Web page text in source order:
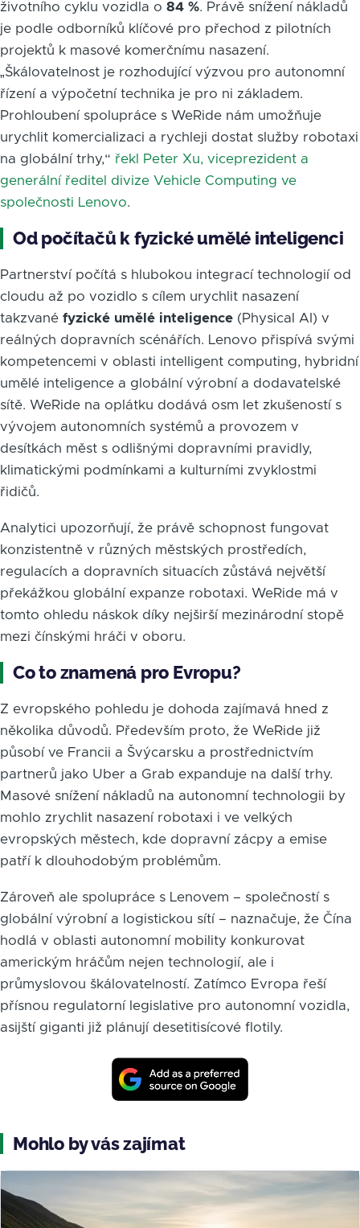
životního cyklu vozidla o 84 %. Právě snížení nákladů
je podle odborníků klíčové pro přechod z pilotních
projektů k masové komerčnímu nasazení.
„Škálovatelnost je rozhodující výzvou pro autonomní
řízení a výpočetní technika je pro ni základem.
Prohloubení spolupráce s WeRide nám umožňuje
urychlit komercializaci a rychleji dostat služby robotaxi
na globální trhy,“ řekl Peter Xu, viceprezident a
generální ředitel divize Vehicle Computing ve
společnosti Lenovo.
Od počítačů k fyzické umělé inteligenci
Partnerství počítá s hlubokou integrací technologií od
cloudu až po vozidlo s cílem urychlit nasazení
takzvané fyzické umělé inteligence (Physical AI) v
reálných dopravních scénářích. Lenovo přispívá svými
kompetencemi v oblasti intelligent computing, hybridní
umělé inteligence a globální výrobní a dodavatelské
sítě. WeRide na oplátku dodává osm let zkušeností s
vývojem autonomních systémů a provozem v
desítkách měst s odlišnými dopravními pravidly,
klimatickými podmínkami a kulturními zvyklostmi
řidičů.
Analytici upozorňují, že právě schopnost fungovat
konzistentně v různých městských prostředích,
regulacích a dopravních situacích zůstává největší
překážkou globální expanze robotaxi. WeRide má v
tomto ohledu náskok díky nejširší mezinárodní stopě
mezi čínskými hráči v oboru.
Co to znamená pro Evropu?
Z evropského pohledu je dohoda zajímavá hned z
několika důvodů. Především proto, že WeRide již
působí ve Francii a Švýcarsku a prostřednictvím
partnerů jako Uber a Grab expanduje na další trhy.
Masové snížení nákladů na autonomní technologii by
mohlo zrychlit nasazení robotaxi i ve velkých
evropských městech, kde dopravní zácpy a emise
patří k dlouhodobým problémům.
Zároveň ale spolupráce s Lenovem – společností s
globální výrobní a logistickou sítí – naznačuje, že Čína
hodlá v oblasti autonomní mobility konkurovat
americkým hráčům nejen technologií, ale i
průmyslovou škálovatelností. Zatímco Evropa řeší
přísnou regulatorní legislative pro autonomní vozidla,
asijští giganti již plánují desetitisícové flotily.
Mohlo by vás zajímat